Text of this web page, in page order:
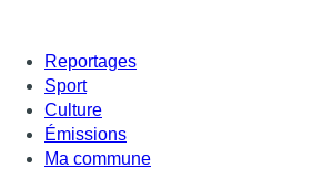
Reportages
Sport
Culture
Émissions
Ma commune